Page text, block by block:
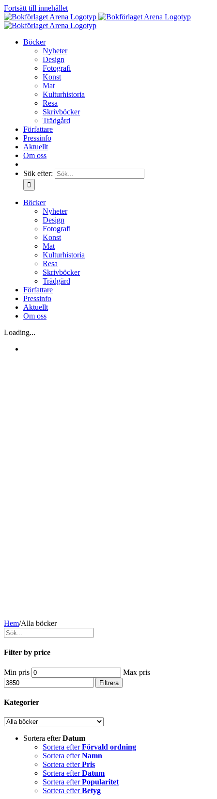
Fortsätt till innehållet
Böcker
Nyheter
Design
Fotografi
Konst
Mat
Kulturhistoria
Resa
Skrivböcker
Trädgård
Författare
Pressinfo
Aktuellt
Om oss
Sök efter:
Böcker
Nyheter
Design
Fotografi
Konst
Mat
Kulturhistoria
Resa
Skrivböcker
Trädgård
Författare
Pressinfo
Aktuellt
Om oss
Loading...
Hem/Alla böcker
Filter by price
Min pris Max pris
Filtrera
Kategorier
Sortera efterDatum
Sortera efterFörvald ordning
Sortera efterNamn
Sortera efterPris
Sortera efterDatum
Sortera efterPopularitet
Sortera efterBetyg